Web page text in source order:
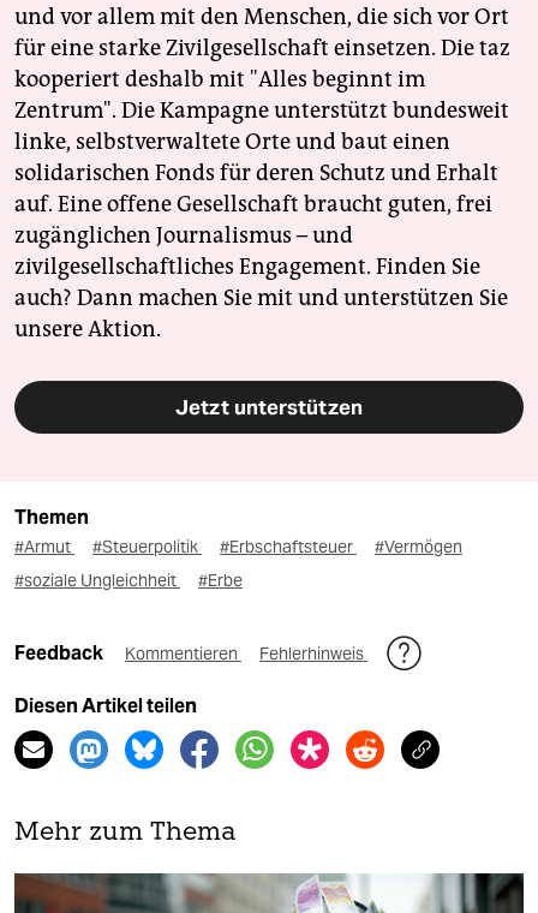
und vor allem mit den Menschen, die sich vor Ort
für eine starke Zivilgesellschaft einsetzen. Die taz
kooperiert deshalb mit "Alles beginnt im
Zentrum". Die Kampagne unterstützt bundesweit
linke, selbstverwaltete Orte und baut einen
solidarischen Fonds für deren Schutz und Erhalt
auf. Eine offene Gesellschaft braucht guten, frei
zugänglichen Journalismus – und
zivilgesellschaftliches Engagement. Finden Sie
auch? Dann machen Sie mit und unterstützen Sie
unsere Aktion.
Jetzt unterstützen
Themen
#Armut #Steuerpolitik #Erbschaftsteuer
#Vermögen
#soziale Ungleichheit
#Erbe
Feedback Kommentieren Fehlerhinweis
Diesen Artikel teilen
Mehr zum Thema